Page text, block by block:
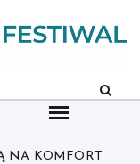
NA KOMFORT